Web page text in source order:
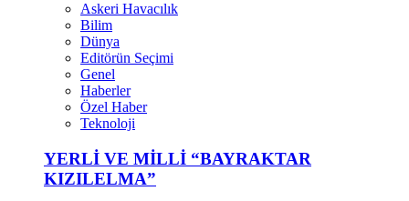
Askeri Havacılık
Bilim
Dünya
Editörün Seçimi
Genel
Haberler
Özel Haber
Teknoloji
YERLİ VE MİLLİ “BAYRAKTAR
KIZILELMA”